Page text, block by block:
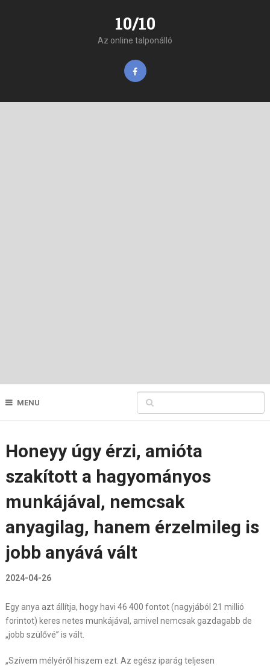
10/10
Az online talponálló
MENU
Honeyy úgy érzi, amióta
szakított a hagyományos
munkájával, nemcsak
anyagilag, hanem érzelmileg is
jobb anyává vált
2024-04-26
Egy anya azt állítja, hogy havi 46 400 fontot (nagyjából 21 millió
forintot) keres netes munkájával, amivel nemcsak gazdagabb de
„jobb szülővé” is vált.
„Szívem mélyéről hiszem ezt. Az egész iparág teljesen